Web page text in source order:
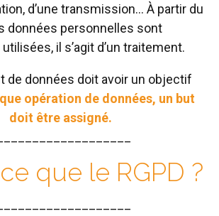
d’une transmission… À partir du
données personnelles sont
il s’agit d’un traitement.
de données doit avoir un objectif
opération de données, un but
doit être assigné.
que le RGPD ?